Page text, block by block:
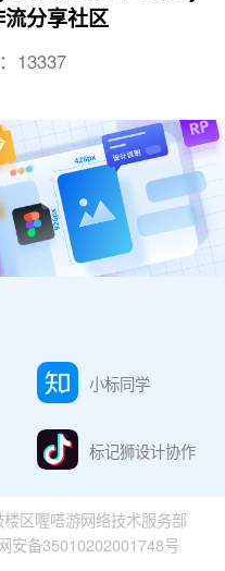
分享社区
13337
小标同学
标记狮设计协作
区喔嗒游网络技术服务部
安备35010202001748号